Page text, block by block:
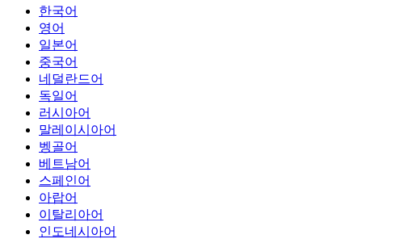
한국어
영어
일본어
중국어
네덜란드어
독일어
러시아어
말레이시아어
벵골어
베트남어
스페인어
아랍어
이탈리아어
인도네시아어